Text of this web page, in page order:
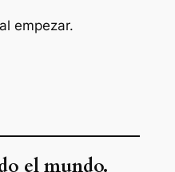
empezar.
el mundo.